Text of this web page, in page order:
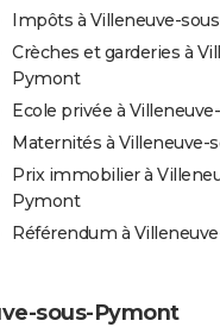
Impôts à Villeneuve-
Crèches et garderies à
Pymont
Ecole privée à
Maternités à Villeneuve-
Prix immobilier à
Pymont
Référendum à
sous-Pymont